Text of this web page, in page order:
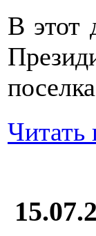
В этот
Читать